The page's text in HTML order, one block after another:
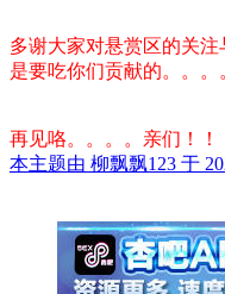
多谢大家对悬赏区的关
是要吃你们贡献的。。。
再见咯。。。。亲们！！
本主题由 柳飘飘123 于